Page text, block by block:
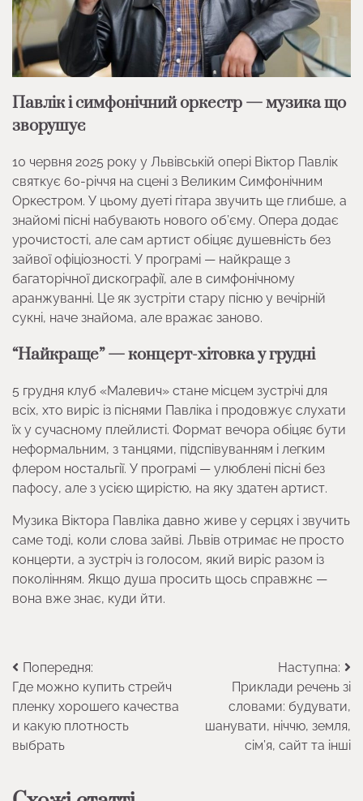
Павлік і симфонічний оркестр — музика що
зворушує
10 червня 2025 року у Львівській опері Віктор Павлік
святкує 60-річчя на сцені з Великим Симфонічним
Оркестром. У цьому дуеті гітара звучить ще глибше, а
знайомі пісні набувають нового об’єму. Опера додає
урочистості, але сам артист обіцяє душевність без
зайвої офіціозності. У програмі — найкраще з
багаторічної дискографії, але в симфонічному
аранжуванні. Це як зустріти стару пісню у вечірній
сукні, наче знайома, але вражає заново.
“Найкраще” — концерт-хітовка у грудні
5 грудня клуб «Малевич» стане місцем зустрічі для
всіх, хто виріс із піснями Павліка і продовжує слухати
їх у сучасному плейлисті. Формат вечора обіцяє бути
неформальним, з танцями, підспівуванням і легким
флером ностальгії. У програмі — улюблені пісні без
пафосу, але з усією щирістю, на яку здатен артист.
Музика Віктора Павліка давно живе у серцях і звучить
саме тоді, коли слова зайві. Львів отримає не просто
концерти, а зустріч із голосом, який виріс разом із
поколінням. Якщо душа просить щось справжнє —
вона вже знає, куди йти.
Навігація
записів
Попередня:
Где можно купить стрейч
пленку хорошего качества
и какую плотность
выбрать
Наступна:
Приклади речень зі
словами: будувати,
шанувати, ніччю, земля,
сім’я, сайт та інші